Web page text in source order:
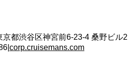
京都渋谷区神宮前6-23-4 桑野ビル2
corp.cruisemans.com